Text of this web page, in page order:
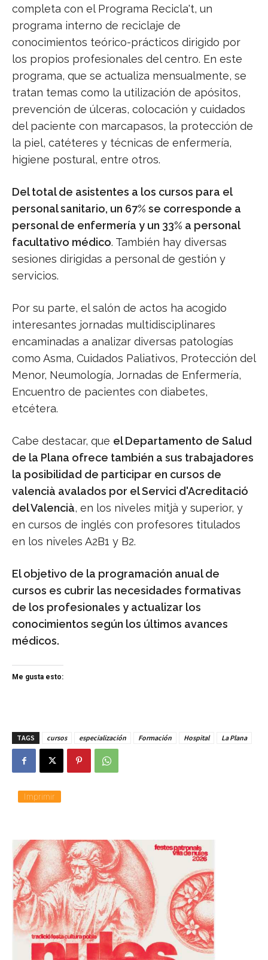
completa con el Programa Recicla't, un
programa interno de reciclaje de
conocimientos teórico-prácticos dirigido por
los propios profesionales del centro. En este
programa, que se actualiza mensualmente, se
tratan temas como la utilización de apósitos,
prevención de úlceras, colocación y cuidados
del paciente con marcapasos, la protección de
la piel, catéteres y técnicas de enfermería,
higiene postural, entre otros.
Del total de asistentes a los cursos para el
personal sanitario, un 67% se corresponde a
personal de enfermería y un 33% a personal
facultativo médico. También hay diversas
sesiones dirigidas a personal de gestión y
servicios.
Por su parte, el salón de actos ha acogido
interesantes jornadas multidisciplinares
encaminadas a analizar diversas patologías
como Asma, Cuidados Paliativos, Protección del
Menor, Neumología, Jornadas de Enfermería,
Encuentro de pacientes con diabetes,
etcétera.
Cabe destacar, que el Departamento de Salud
de la Plana ofrece también a sus trabajadores
la posibilidad de participar en cursos de
valencià avalados por el Servici d'Acreditació
del Valencià, en los niveles mitjà y superior, y
en cursos de inglés con profesores titulados
en los niveles A2B1 y B2.
El objetivo de la programación anual de
cursos es cubrir las necesidades formativas
de los profesionales y actualizar los
conocimientos según los últimos avances
médicos.
Me gusta esto:
TAGS cursos especialización Formación Hospital La Plana
Imprimir